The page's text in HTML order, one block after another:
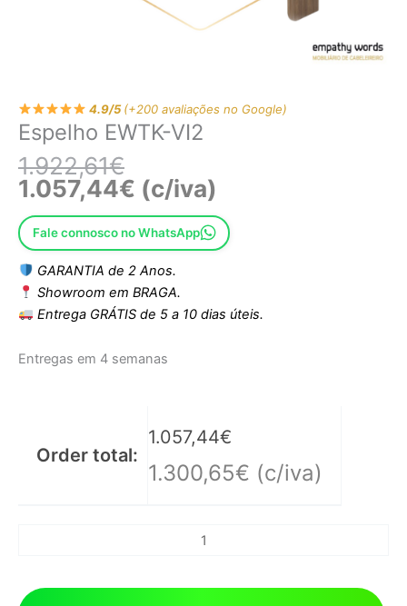
4.9/5(+200 avaliações no Google)
Espelho EWTK-VI2
1.922,61€
1.057,44€ (c/iva)
Fale connosco no WhatsApp
GARANTIA de 2 Anos.
Showroom em BRAGA.
Entrega GRÁTIS de 5 a 10 dias úteis.
Entregas em 4 semanas
Order total:
1.057,44€
1.300,65€ (c/iva)